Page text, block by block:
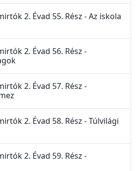
2. Évad 55. Rész - Az iskola
2. Évad 56. Rész -
2. Évad 57. Rész -
2. Évad 58. Rész - Túlvilági
2. Évad 59. Rész -